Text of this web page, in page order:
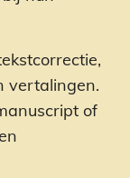
vertalingen.
of